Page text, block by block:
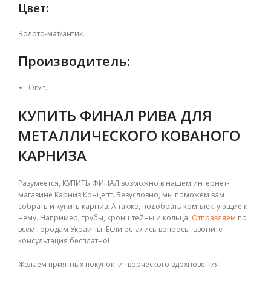
Цвет:
Золото-мат/антик.
Производитель:
Orvit.
КУПИТЬ ФИНАЛ РИВА ДЛЯ
МЕТАЛЛИЧЕСКОГО КОВАНОГО
КАРНИЗА
Разумеется, КУПИТЬ ФИНАЛ возможно в нашем интернет-
магазине Карниз Концепт. Безусловно, мы поможем вам
собрать и купить карниз. А также, подобрать комплектующие к
нему. Например, трубы, кронштейны и кольца. Отправляем по
всем городам Украины. Если остались вопросы, звоните
консультация бесплатно!
Желаем приятных покупок и творческого вдохновения!